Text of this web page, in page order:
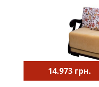
14.973 грн.